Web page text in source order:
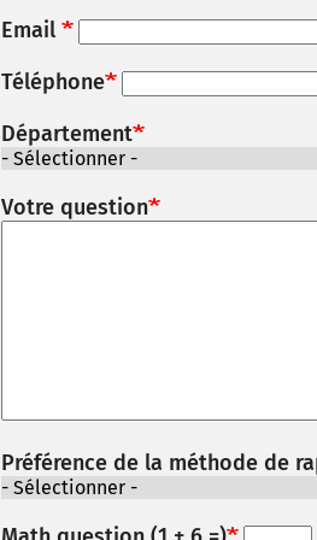
Email
Téléphone
Département
Votre question
Préférence de la méthode de